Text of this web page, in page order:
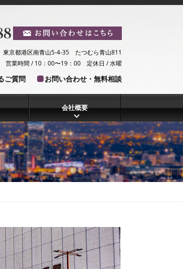
京都港区南青山5-4-35 たつむら青山811
営業時間 / 10：00〜19：00 定休日 / 水曜
ご質問 お問い合わせ・無料相談
会社概要